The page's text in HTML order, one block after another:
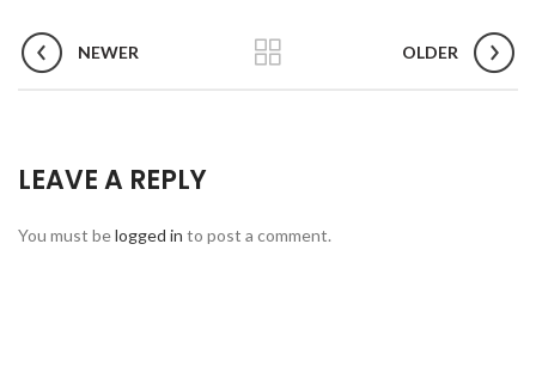
NEWER OLDER
LEAVE A REPLY
You must belogged in to post a comment.